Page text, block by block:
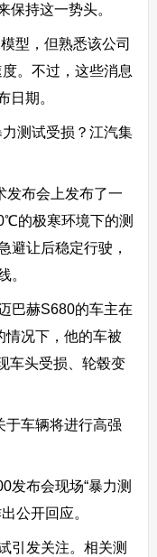
保持这一势头。
型，但熟悉该公司
。不过，这些消息
日期。
测试受损？江汽集
发布会上发布了一
的极寒环境下的测
避让后稳定行驶，
。
巴赫S680的车主在
情况下，他的车被
车头受损、轮毂变
于车辆将进行高强
发布会现场“暴力测
公开回应。
引发关注。相关测